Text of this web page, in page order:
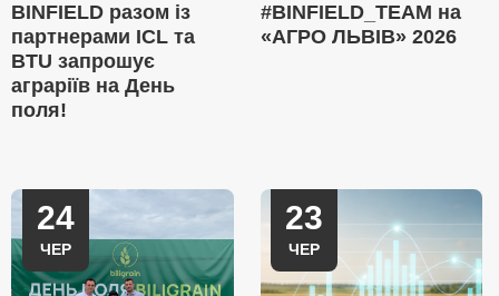
BINFIELD разом із
партнерами ICL та
BTU запрошує
аграріїв на День
поля!
#BINFIELD_TEAM на
«АГРО ЛЬВІВ» 2026
24
ЧЕР
23
ЧЕР